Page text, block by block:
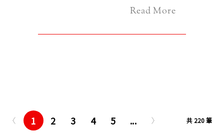
Read More
1 2 3 4 5 ... 共 220 筆